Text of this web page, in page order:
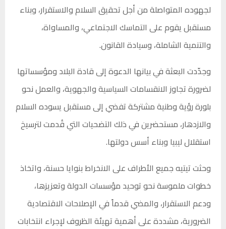
لجهوده المتواصلة من أجل تحقيق السلام والاستقرار، وبناء
مستقبل يقوم على التماسك الاجتماعي، والمساواة،
والتنمية الشاملة، وسيادة القانون.
وجدّدت البعثة في بيانها الدعوة إلى قادة البلاد ومؤسساتها
لضرورة تجاوز الانقسامات السياسية والجهوية، والعمل نحو
بلورة رؤية وطنية مشتركة تفضي إلى مستقبل يسوده السلام
والازدهار، مستحضرين في ذلك التضحيات التي قُدمت لترسيخ
استقلال ليبيا وبناء أسس دولتها.
وحثت تيتيه جميع الأطراف على الانخراط بنوايا حسنة، واتخاذ
خطوات ملموسة نحو توحيد مؤسسات الدولة وتعزيزها،
ودعم الاستقرار، والمضي قدماً في الإصلاحات الاقتصادية
الضرورية، مشددة على أهمية تهيئة الظروف لإجراء انتخابات